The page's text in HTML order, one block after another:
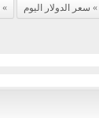
سعر الدولار اليوم